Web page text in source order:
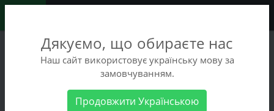
+38 (068) 486-90-09
+38 (093) 486-90-09
Дякуємо, що обираєте нас
Наш сайт використовує українську мову за
замовчуванням.
Продовжити Українською